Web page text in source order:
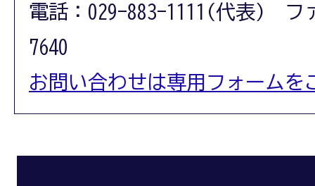
電話：029-883-1111(代表) フ
7640
お問い合わせは専用フォームを